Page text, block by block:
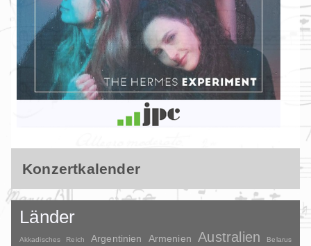
Konzertkalender
Länder
Akkadisches Reich Argentinien Armenien Australien Belarus